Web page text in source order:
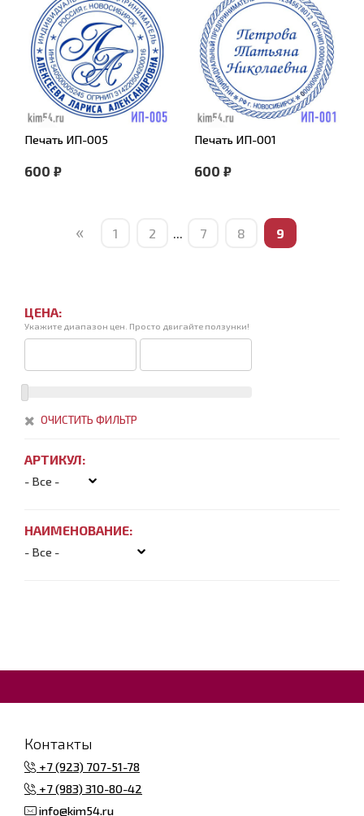
Печать ИП-005
600 ₽
Печать ИП-001
600 ₽
« 1 2 ... 7 8 9
ЦЕНА:
Укажите диапазон цен. Просто двигайте ползунки!
ОЧИСТИТЬ ФИЛЬТР
АРТИКУЛ:
НАИМЕНОВАНИЕ:
Контакты
+7 (923) 707-51-78
+7 (983) 310-80-42
info@kim54.ru